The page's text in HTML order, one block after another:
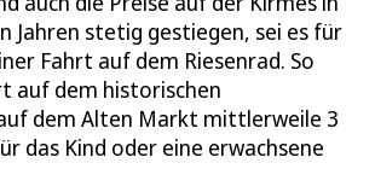
Jahren stetig gestiegen, sei es für
Fahrt auf dem Riesenrad. So
auf dem historischen
dem Alten Markt mittlerweile 3
das Kind oder eine erwachsene